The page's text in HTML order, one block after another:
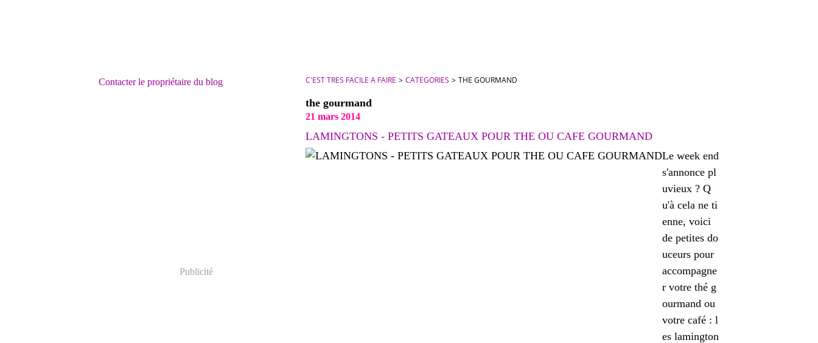
Contacter le propriétaire du blog
Publicité
C'EST TRES FACILE A FAIRE > CATEGORIES > THE GOURMAND
the gourmand
21 mars 2014
LAMINGTONS - PETITS GATEAUX POUR THE OU CAFE GOURMAND
Le week end
s'annonce pl
uvieux ? Q
u'à cela ne ti
enne, voici
de petites do
uceurs pour
accompagne
r votre thé g
ourmand ou
votre café : l
es lamington